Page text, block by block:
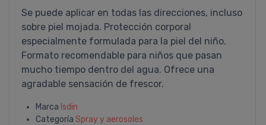
Se puede aplicar en todas las direcciones, incluso
sobre piel mojada. Protección corporal
especialmente formulada para la piel del niño.
Formato recomendable para niños que pasan
mucho tiempo dentro del agua. Ofrece una
agradable sensación de frescor.
Marca Isdin
Categoría Spray y aerosoles